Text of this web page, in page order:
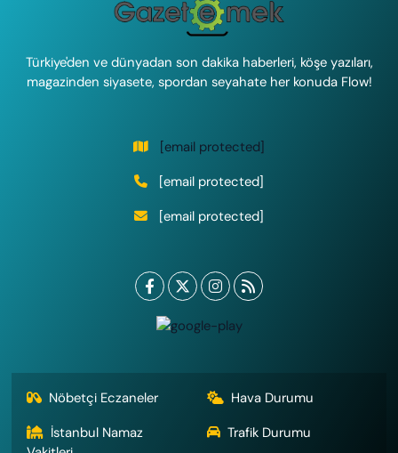
Türkiye'den ve dünyadan son dakika haberleri, köşe yazıları,
magazinden siyasete, spordan seyahate her konuda Flow!
[email protected]
[email protected]
[email protected]
Nöbetçi Eczaneler
Hava Durumu
İstanbul Namaz
Trafik Durumu